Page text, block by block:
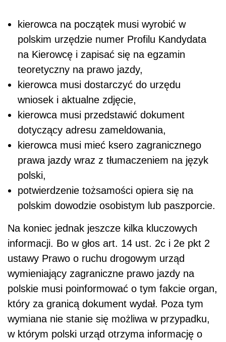
kierowca na początek musi wyrobić w
polskim urzędzie numer Profilu Kandydata
na Kierowcę i zapisać się na egzamin
teoretyczny na prawo jazdy,
kierowca musi dostarczyć do urzędu
wniosek i aktualne zdjęcie,
kierowca musi przedstawić dokument
dotyczący adresu zameldowania,
kierowca musi mieć ksero zagranicznego
prawa jazdy wraz z tłumaczeniem na język
polski,
potwierdzenie tożsamości opiera się na
polskim dowodzie osobistym lub paszporcie.
Na koniec jednak jeszcze kilka kluczowych
informacji. Bo w głos art. 14 ust. 2c i 2e pkt 2
ustawy Prawo o ruchu drogowym urząd
wymieniający zagraniczne prawo jazdy na
polskie musi poinformować o tym fakcie organ,
który za granicą dokument wydał. Poza tym
wymiana nie stanie się możliwa w przypadku,
w którym polski urząd otrzyma informację o